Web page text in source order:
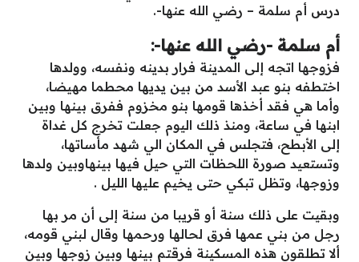
درس أم سلمة – رضي الله عنها-.
أم سلمة -رضي الله عنها-:
فزوجها اتجه إلى المدينة فرار بدينه ونفسه، وولدها
اختطفه بنو عبد الأسد من بين يديها محطما مهيضا،
وأما هي فقد أخذها قومها بنو مخزوم ففرق بينها وبين
ابنها في ساعة، ومنذ ذلك اليوم جعلت تخرج كل غداة
إلى الأبطح، فتجلس في المكان الي شهد مأساتها،
وتستعيد صورة اللحظات التي حيل فيها بينهاوبين ولدها
وزوجها، وتظل تبكي حتى يخيم عليها الليل .
وبقيت على ذلك سنة أو قريبا من سنة إلى أن مر بها
رجل من بني عمها فرق لحالها ورحمها وقال لبني قومه،
ألا تطلقون هذه المسكينة فرقتم بينها وبين زوجها وبين